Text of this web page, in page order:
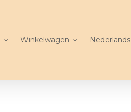
Winkelwagen Nederlands